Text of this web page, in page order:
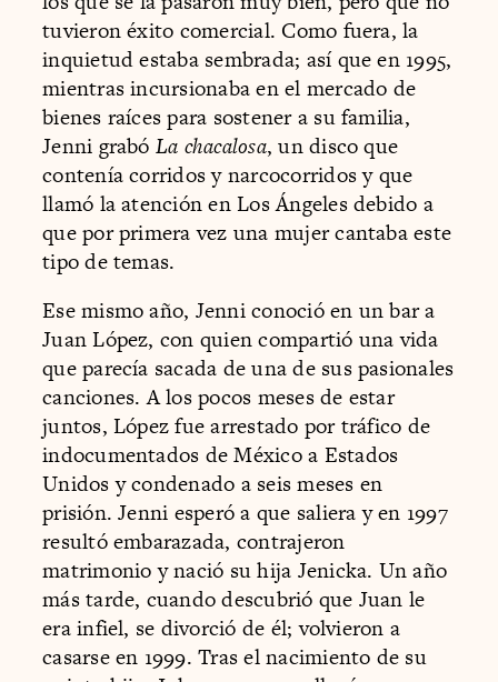
tuvieron éxito comercial. Como fuera, la
inquietud estaba sembrada; así que en 1995,
mientras incursionaba en el mercado de
bienes raíces para sostener a su familia,
Jenni grabó La chacalosa, un disco que
contenía corridos y narcocorridos y que
llamó la atención en Los Ángeles debido a
que por primera vez una mujer cantaba este
tipo de temas.
Ese mismo año, Jenni conoció en un bar a
Juan López, con quien compartió una vida
que parecía sacada de una de sus pasionales
canciones. A los pocos meses de estar
juntos, López fue arrestado por tráfico de
indocumentados de México a Estados
Unidos y condenado a seis meses en
prisión. Jenni esperó a que saliera y en 1997
resultó embarazada, contrajeron
matrimonio y nació su hija Jenicka. Un año
más tarde, cuando descubrió que Juan le
era infiel, se divorció de él; volvieron a
casarse en 1999. Tras el nacimiento de su